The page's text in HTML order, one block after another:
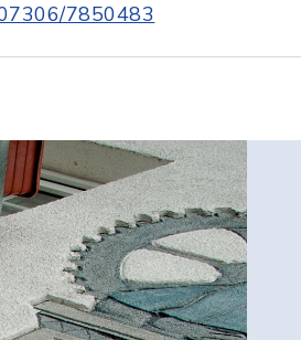
7850483